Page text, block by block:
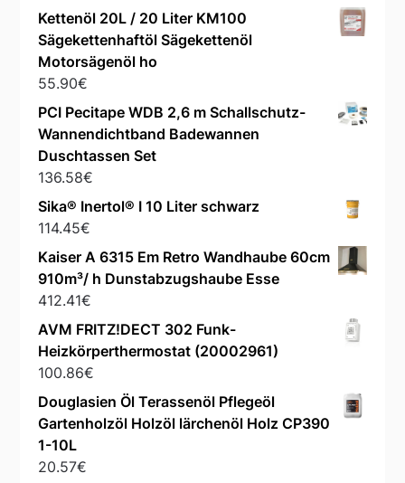
Kettenöl 20L / 20 Liter KM100
Sägekettenhaftöl Sägekettenöl
Motorsägenöl ho
55.90€
PCI Pecitape WDB 2,6 m Schallschutz-
Wannendichtband Badewannen
Duschtassen Set
136.58€
Sika® Inertol® I 10 Liter schwarz
114.45€
Kaiser A 6315 Em Retro Wandhaube 60cm
910m³/ h Dunstabzugshaube Esse
412.41€
AVM FRITZ!DECT 302 Funk-
Heizkörperthermostat (20002961)
100.86€
Douglasien Öl Terassenöl Pflegeöl
Gartenholzöl Holzöl lärchenöl Holz CP390
1-10L
20.57€